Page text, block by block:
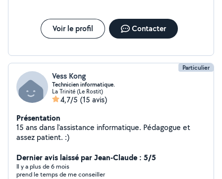
Voir le profil Contacter
Particulier
Vess Kong
Technicien informatique.
La Trinité (Le Rostit)
4,7/5 (15 avis)
Présentation
15 ans dans l'assistance informatique. Pédagogue et
assez patient. :)
Dernier avis laissé par Jean-Claude : 5/5
Il y a plus de 6 mois
prend le temps de me conseiller